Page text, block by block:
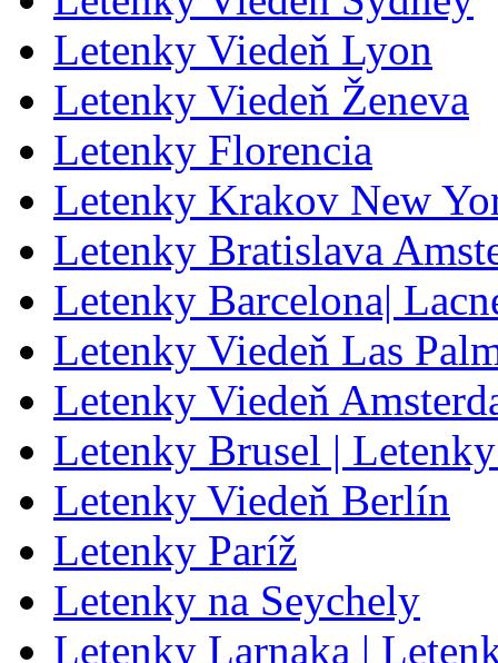
Letenky Viedeň Lyon
Letenky Viedeň Ženeva
Letenky Florencia
Letenky Krakov New
Letenky Bratislava
Letenky Barcelona|
Letenky Viedeň Las
Letenky Viedeň
Letenky Brusel |
Letenky Viedeň Berlín
Letenky Paríž
Letenky na Seychely
Letenky Larnaka |